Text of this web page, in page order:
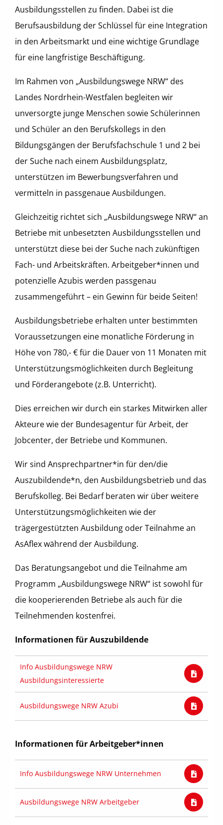
Ausbildungsstellen zu finden. Dabei ist die
Berufsausbildung der Schlüssel für eine Integration
in den Arbeitsmarkt und eine wichtige Grundlage
für eine langfristige Beschäftigung.
Im Rahmen von „Ausbildungswege NRW“ des
Landes Nordrhein-Westfalen begleiten wir
unversorgte junge Menschen sowie Schülerinnen
und Schüler an den Berufskollegs in den
Bildungsgängen der Berufsfachschule 1 und 2 bei
der Suche nach einem Ausbildungsplatz,
unterstützen im Bewerbungsverfahren und
vermitteln in passgenaue Ausbildungen.
Gleichzeitig richtet sich „Ausbildungswege NRW“ an
Betriebe mit unbesetzten Ausbildungsstellen und
unterstützt diese bei der Suche nach zukünftigen
Fach- und Arbeitskräften. Arbeitgeber*innen und
potenzielle Azubis werden passgenau
zusammengeführt – ein Gewinn für beide Seiten!
Ausbildungsbetriebe erhalten unter bestimmten
Voraussetzungen eine monatliche Förderung in
Höhe von 780,- € für die Dauer von 11 Monaten mit
Unterstützungsmöglichkeiten durch Begleitung
und Förderangebote (z.B. Unterricht).
Dies erreichen wir durch ein starkes Mitwirken aller
Akteure wie der Bundesagentur für Arbeit, der
Jobcenter, der Betriebe und Kommunen.
Wir sind Ansprechpartner*in für den/die
Auszubildende*n, den Ausbildungsbetrieb und das
Berufskolleg. Bei Bedarf beraten wir über weitere
Unterstützungsmöglichkeiten wie der
trägergestützten Ausbildung oder Teilnahme an
AsAflex während der Ausbildung.
Das Beratungsangebot und die Teilnahme am
Programm „Ausbildungswege NRW“ ist sowohl für
die kooperierenden Betriebe als auch für die
Teilnehmenden kostenfrei.
Informationen für Auszubildende
Info Ausbildungswege NRW
Ausbildungsinteressierte
Ausbildungswege NRW Azubi
Informationen für Arbeitgeber*innen
Info Ausbildungswege NRW Unternehmen
Ausbildungswege NRW Arbeitgeber